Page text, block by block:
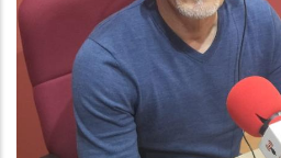
ENTREVISTA A
GRUP LOCAL
Altres